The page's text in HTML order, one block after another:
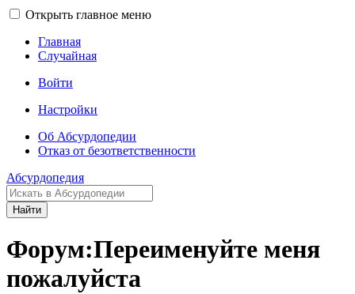
Открыть главное меню
Главная
Случайная
Войти
Настройки
Об Абсурдопедии
Отказ от безответственности
Абсурдопедия
Найти
Форум:Переименуйте меня
пожалуйста